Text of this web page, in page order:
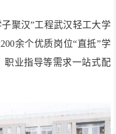
聚汉”工程武汉轻工大学
余个优质岗位“直抵”学
职业指导等需求一站式配